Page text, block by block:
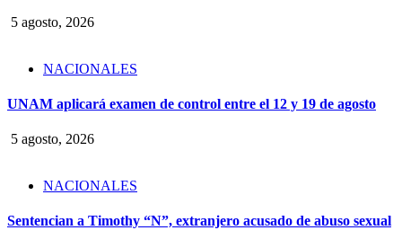
5 agosto, 2026
NACIONALES
UNAM aplicará examen de control entre el 12 y 19 de agosto
5 agosto, 2026
NACIONALES
Sentencian a Timothy “N”, extranjero acusado de abuso sexual